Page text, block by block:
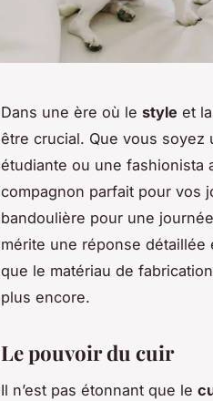
Dans une ère où le style et la
être crucial. Que vous soyez
étudiante ou une fashionista
compagnon parfait pour vos
bandoulière pour une
mérite une réponse
que le matériau de
plus encore.
Le pouvoir du cuir
Il n’est pas étonnant que le